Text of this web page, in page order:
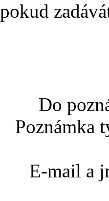
pokud
Do
Poznámka
E-mail a